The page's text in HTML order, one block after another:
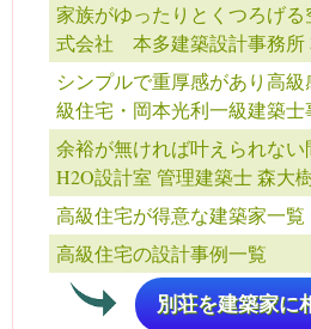
家族がゆったりとくつろげ
式会社 本多建築設計事務
シンプルで重厚感があり高
級住宅・岡本光利一級建築
余裕が無ければ叶えられない
H2O設計室 管理建築士 森大
高級住宅が得意な建築家一覧
高級住宅の設計事例一覧
別荘を建築家に